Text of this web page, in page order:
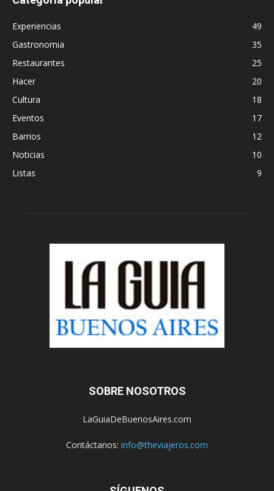
Experiencias
49
Gastronomia
35
Restaurantes
25
Hacer
20
Cultura
18
Eventos
17
Barrios
12
Noticias
10
Listas
9
SOBRE NOSOTROS
LaGuiaDeBuenosAires.com
Contáctanos: info@theviajeros.com